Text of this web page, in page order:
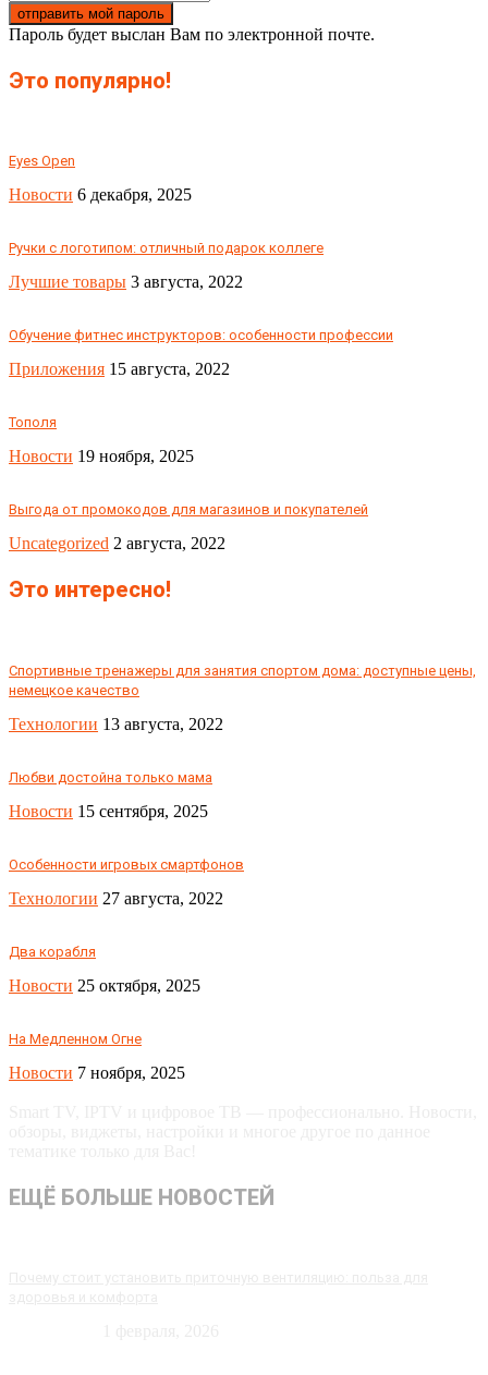
Пароль будет выслан Вам по электронной почте.
Это популярно!
Eyes Open
Новости 6 декабря, 2025
Ручки с логотипом: отличный подарок коллеге
Лучшие товары 3 августа, 2022
Обучение фитнес инструкторов: особенности профессии
Приложения 15 августа, 2022
Тополя
Новости 19 ноября, 2025
Выгода от промокодов для магазинов и покупателей
Uncategorized 2 августа, 2022
Это интересно!
Спортивные тренажеры для занятия спортом дома: доступные цены,
немецкое качество
Технологии 13 августа, 2022
Любви достойна только мама
Новости 15 сентября, 2025
Особенности игровых смартфонов
Технологии 27 августа, 2022
Два корабля
Новости 25 октября, 2025
На Медленном Огне
Новости 7 ноября, 2025
ЕЩЁ БОЛЬШЕ НОВОСТЕЙ